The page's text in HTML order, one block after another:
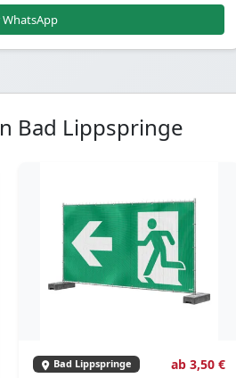
Bad Lippspringe
Bad Lippspringe
ab 3,50 €